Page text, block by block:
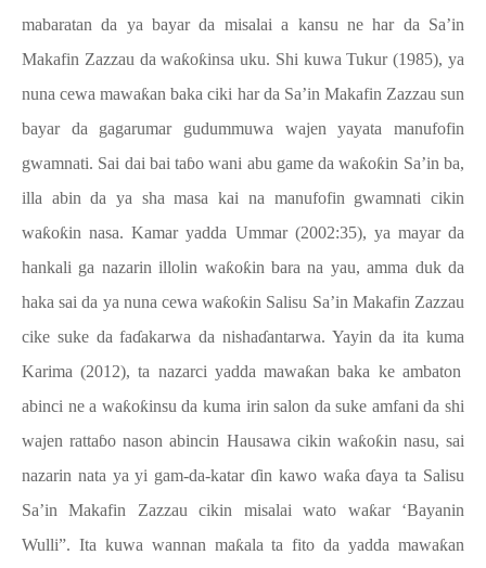
mabaratan da ya bayar da misalai a kansu ne har da Sa’in
Makafin Zazzau da waƙoƙinsa uku. Shi kuwaTukur (1985), ya
nuna cewa mawaƙan baka ciki har da Sa’in Makafin Zazzau sun
bayar da gagarumar gudummuwa wajen yayata manufofin
gwamnati. Sai dai bai taɓo wani abu game da waƙoƙin Sa’in ba,
illa abin da ya sha masa kai na manufofin gwamnati cikin
waƙoƙin nasa. Kamar yadda Ummar (2002:35), ya mayar da
hankali ga nazarin illolin waƙoƙin bara na yau, amma duk da
haka sai da ya nuna cewa waƙoƙin Salisu Sa’in Makafin Zazzau
cike suke da faɗakarwa da nishaɗantarwa. Yayin da ita kuma
Karima (2012), ta nazarci yadda mawaƙan baka ke ambaton
abinci ne a waƙoƙinsu da kuma irin salon da suke amfani da shi
wajen rattaɓo nason abincin Hausawa cikin waƙoƙin nasu, sai
nazarin nata ya yi gam-da-katar ɗin kawo waƙaɗaya ta Salisu
Sa’in Makafin Zazzau cikin misalai wato waƙar ‘Bayanin
Wulli”. Ita kuwa wannan maƙala ta fito da yadda mawaƙan